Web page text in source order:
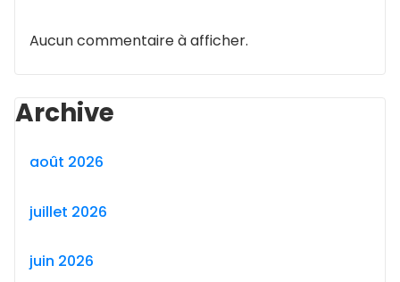
Aucun commentaire à afficher.
Archive
août 2026
juillet 2026
juin 2026